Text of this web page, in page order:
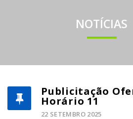
NOTÍCIAS
Publicitação
Horário 11
22 SETEMBRO 2025